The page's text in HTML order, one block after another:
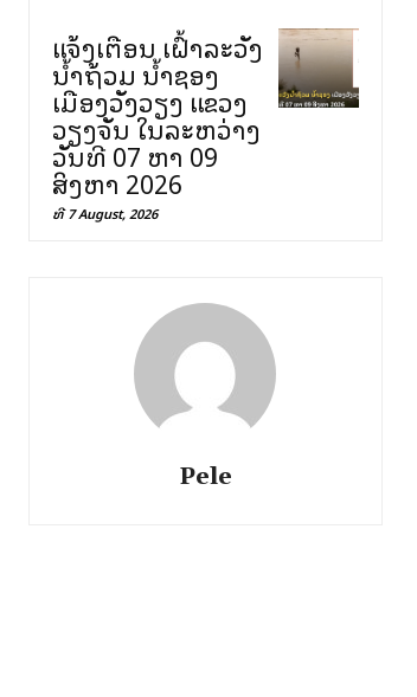
ແຈ້ງເຕືອນ ເຝົ້າລະວັງ
ນ້ຳຖ້ວມ ນ້ຳຊອງ
ເມືອງວັງວຽງ ແຂວງ
ວຽງຈັນ ໃນລະຫວ່າງ
ວັນທີ 07 ຫາ 09
ສິງຫາ 2026
ທີ 7 August, 2026
Pele